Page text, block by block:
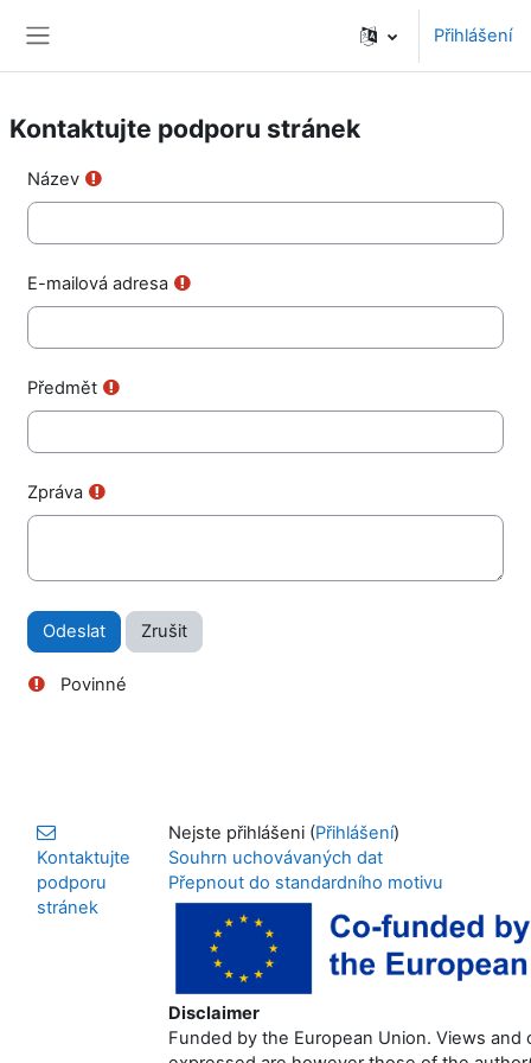
Přihlášení
Kontaktujte podporu stránek
Název
E-mailová adresa
Předmět
Zpráva
Povinné
Kontaktujte
podporu
stránek
Nejste přihlášeni (Přihlášení)
Souhrn uchovávaných dat
Přepnout do standardního motivu
Disclaimer
Funded by the European Union. Views and